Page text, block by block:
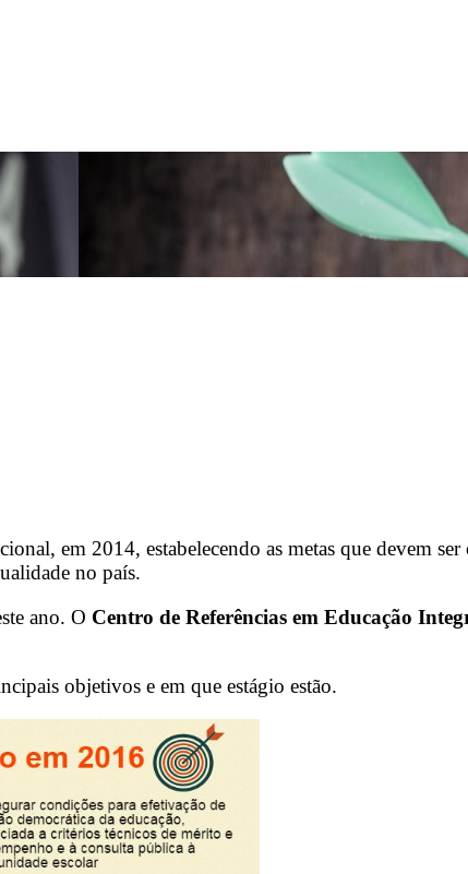
em 2014, estabelecendo as metas que devem
no país.
ano. O Centro de Referências em Educação
objetivos e em que estágio estão.